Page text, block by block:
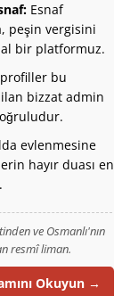
Esnaf
peşin vergisini
bir platformuz.
bu
bizzat admin
evlenmesine
hayır duası en
ve Osmanlı'nın
resmî liman.
Okuyun →